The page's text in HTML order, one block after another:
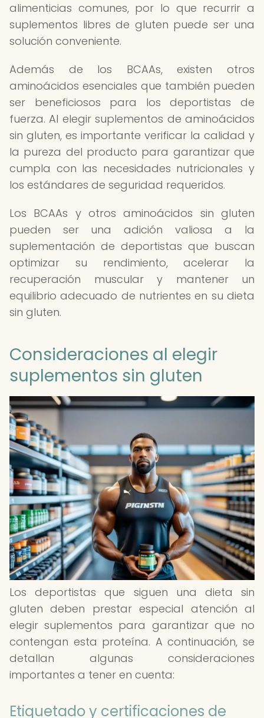
alimenticias comunes, por lo que recurrir a
suplementos libres de gluten puede ser una
solución conveniente.
Además de los BCAAs, existen otros
aminoácidos esenciales que también pueden
ser beneficiosos para los deportistas de
fuerza. Al elegir suplementos de aminoácidos
sin gluten, es importante verificar la calidad y
la pureza del producto para garantizar que
cumpla con las necesidades nutricionales y
los estándares de seguridad requeridos.
Los BCAAs y otros aminoácidos sin gluten
pueden ser una adición valiosa a la
suplementación de deportistas que buscan
optimizar su rendimiento, acelerar la
recuperación muscular y mantener un
equilibrio adecuado de nutrientes en su dieta
sin gluten.
Consideraciones al elegir
suplementos sin gluten
Los deportistas que siguen una dieta sin
gluten deben prestar especial atención al
elegir suplementos para garantizar que no
contengan esta proteína. A continuación, se
detallan algunas consideraciones
importantes a tener en cuenta:
Etiquetado y certificaciones de